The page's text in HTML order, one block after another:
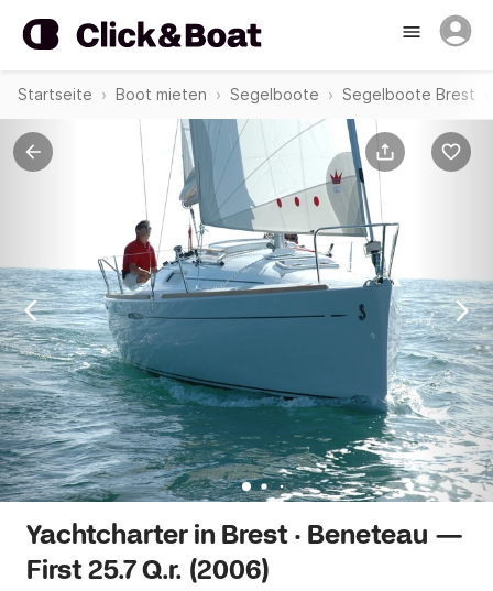
Startseite Boot mieten Segelboote Segelboote Brest
Yachtcharter in Brest · Beneteau —
First 25.7 Q.r. (2006)